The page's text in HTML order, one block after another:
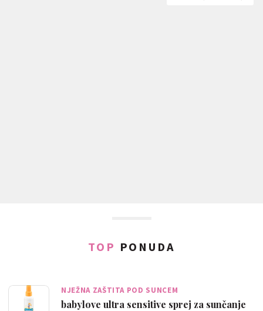
TOP PONUDA
NJEŽNA ZAŠTITA POD SUNCEM
babylove ultra sensitive sprej za sunčanje